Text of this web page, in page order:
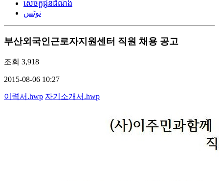
សេចក្តីជូនដំណឹង
نوٹس
부산외국인근로자지원센터 직원 채용 공고
조회 3,918
2015-08-06 10:27
이력서.hwp 자기소개서.hwp